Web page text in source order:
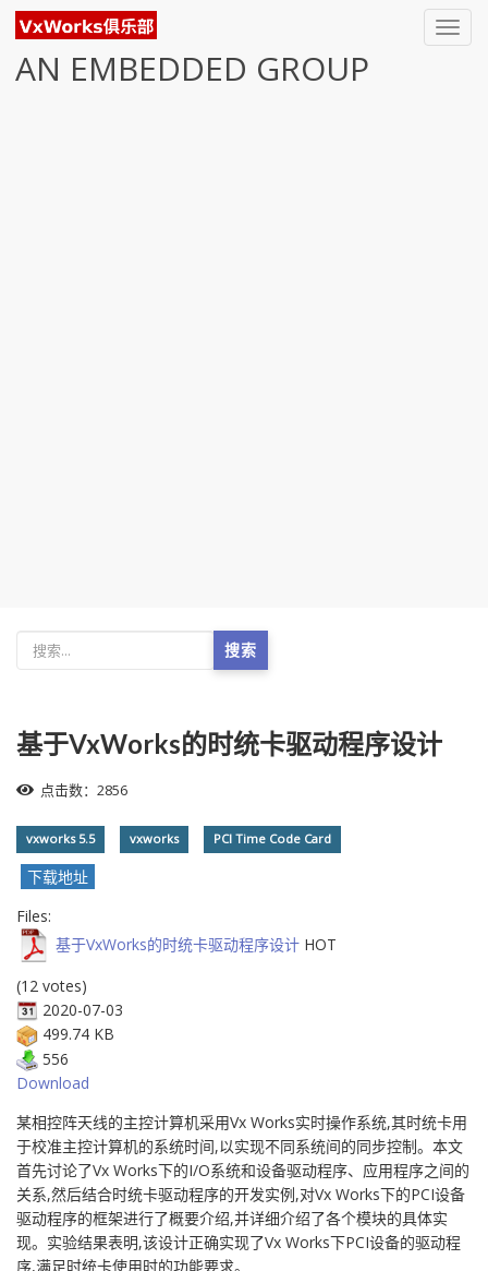
AN EMBEDDED GROUP
搜索
基于VxWorks的时统卡驱动程序设计
点击数：2856
vxworks 5.5 vxworks PCI Time Code Card
下载地址
Files:
基于VxWorks的时统卡驱动程序设计 HOT
(12 votes)
2020-07-03
499.74 KB
556
Download
某相控阵天线的主控计算机采用Vx Works实时操作系统,其时统卡用
于校准主控计算机的系统时间,以实现不同系统间的同步控制。本文
首先讨论了Vx Works下的I/O系统和设备驱动程序、应用程序之间的
关系,然后结合时统卡驱动程序的开发实例,对Vx Works下的PCI设备
驱动程序的框架进行了概要介绍,并详细介绍了各个模块的具体实
现。实验结果表明,该设计正确实现了Vx Works下PCI设备的驱动程
序,满足时统卡使用时的功能要求。